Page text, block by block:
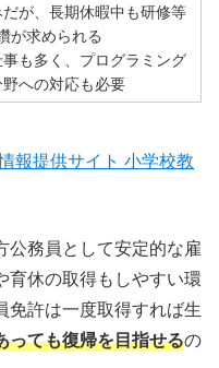
だが、長期休暇中も研修等
が求められる
事も多く、プログラミング
への対応も必要
報提供サイト 小学校教
公務員として安定的な雇
育休の取得もしやすい環
免許は一度取得すれば生
っても復帰を目指せるの